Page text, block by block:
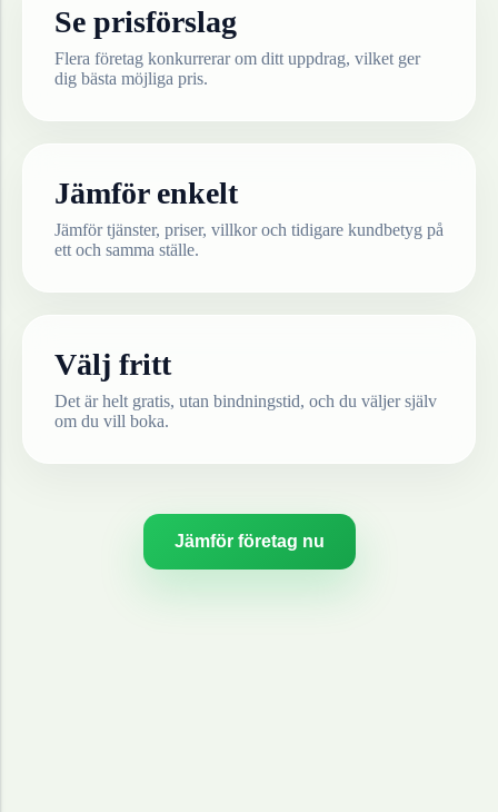
Se prisförslag
Flera företag konkurrerar om ditt uppdrag, vilket ger
dig bästa möjliga pris.
Jämför enkelt
Jämför tjänster, priser, villkor och tidigare kundbetyg på
ett och samma ställe.
Välj fritt
Det är helt gratis, utan bindningstid, och du väljer själv
om du vill boka.
Jämför företag nu